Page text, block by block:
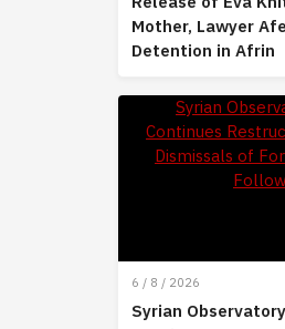
Mother, Lawyer
Detention in Afrin
6 / 8 / 2026
Syrian